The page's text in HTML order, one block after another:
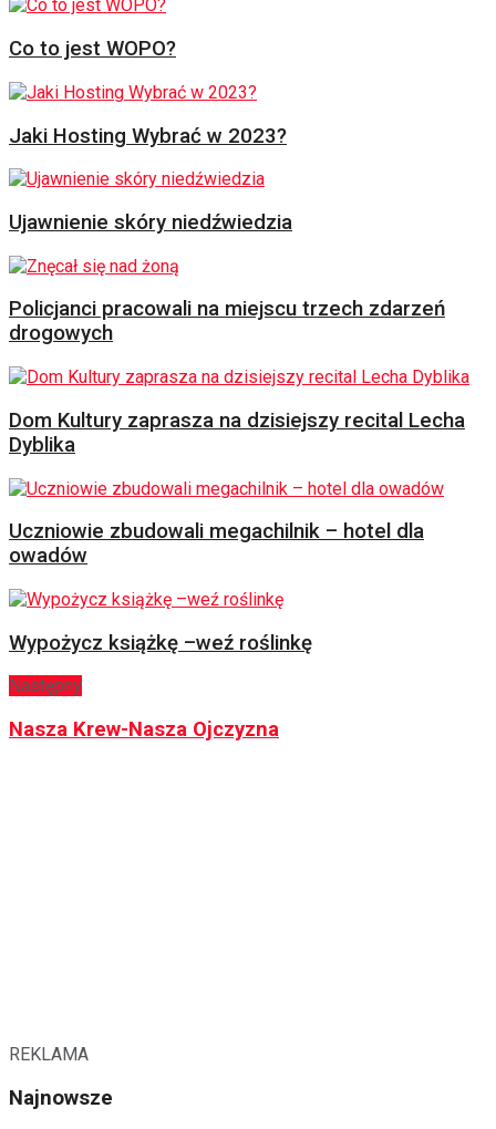
Co to jest WOPO?
Jaki Hosting Wybrać w 2023?
Ujawnienie skóry niedźwiedzia
Policjanci pracowali na miejscu trzech zdarzeń
drogowych
Dom Kultury zaprasza na dzisiejszy recital Lecha
Dyblika
Uczniowie zbudowali megachilnik – hotel dla
owadów
Wypożycz książkę –weź roślinkę
Następny
Nasza Krew-Nasza Ojczyzna
REKLAMA
Najnowsze